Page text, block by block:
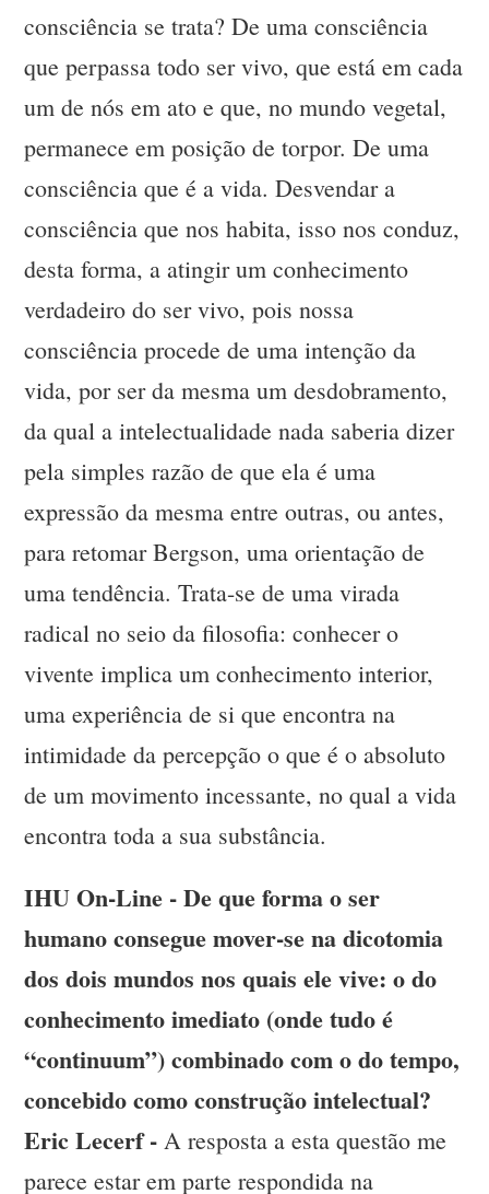
consciência se trata? De uma consciência
que perpassa todo ser vivo, que está em cada
um de nós em ato e que, no mundo vegetal,
permanece em posição de torpor. De uma
consciência que é a vida. Desvendar a
consciência que nos habita, isso nos conduz,
desta forma, a atingir um conhecimento
verdadeiro do ser vivo, pois nossa
consciência procede de uma intenção da
vida, por ser da mesma um desdobramento,
da qual a intelectualidade nada saberia dizer
pela simples razão de que ela é uma
expressão da mesma entre outras, ou antes,
para retomar Bergson, uma orientação de
uma tendência. Trata-se de uma virada
radical no seio da filosofia: conhecer o
vivente implica um conhecimento interior,
uma experiência de si que encontra na
intimidade da percepção o que é o absoluto
de um movimento incessante, no qual a vida
encontra toda a sua substância.
IHU On-Line - De que forma o ser
humano consegue mover-se na dicotomia
dos dois mundos nos quais ele vive: o do
conhecimento imediato (onde tudo é
“continuum”) combinado com o do tempo,
concebido como construção intelectual?
Eric Lecerf - A resposta a esta questão me
parece estar em parte respondida na